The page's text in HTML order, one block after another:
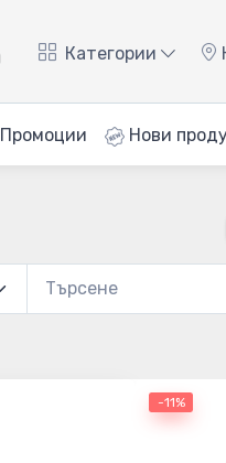
Категории
Промоции Нови
-11%